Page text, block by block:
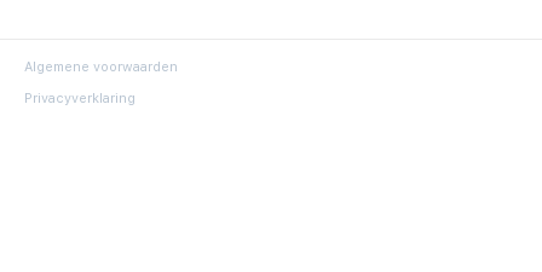
Algemene voorwaarden
Privacyverklaring